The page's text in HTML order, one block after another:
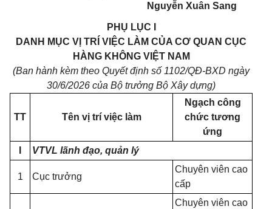
Nguyễn Xuân Sang
PHỤ LỤC I
DANH MỤC VỊ TRÍ VIỆC LÀM CỦA CƠ QUAN CỤC
HÀNG KHÔNG VIỆT NAM
(Ban hành kèm theo Quyết định số 1102/QĐ-BXD ngày
30/6/2026 của Bộ trưởng Bộ Xây dựng)
TT Tên vị trí việc làm
Ngạch công
chức tương
ứng
VTVL lãnh đạo, quản lý
1 Cục trưởng
Chuyên viên cao
cấp
Chuyên viên cao